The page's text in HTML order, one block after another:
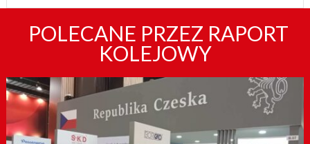
POLECANE PRZEZ RAPORT
KOLEJOWY